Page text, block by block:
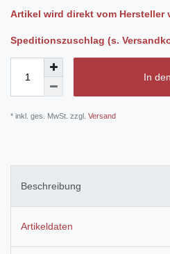
Artikel wird direkt vom Hersteller
Speditionszuschlag (s.
In
* inkl. ges. MwSt. zzgl. Versand
Beschreibung
Artikeldaten